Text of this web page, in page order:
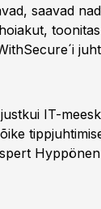
saavad
toonitas
IT-
Hyppönen